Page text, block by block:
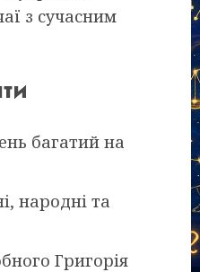
з сучасним
багатий на
народні та
Григорія